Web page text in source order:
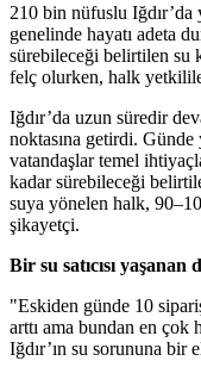
210 bin nüfuslu
genelinde hayatı adeta
sürebileceği belirtilen su
felç olurken, halk
Iğdır’da uzun süredir
noktasına getirdi. Günde
vatandaşlar temel
kadar sürebileceği
suya yönelen halk,
şikayetçi.
Bir su satıcısı
"Eskiden günde 10
arttı ama bundan en
Iğdır’ın su sorununa bir